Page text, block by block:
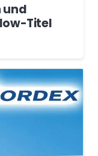
und
Titel